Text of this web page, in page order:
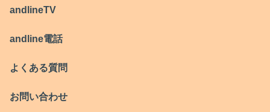
andlineTV
andline電話
よくある質問
お問い合わせ